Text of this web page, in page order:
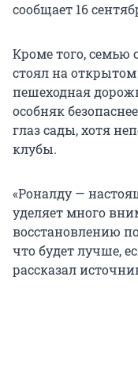
сообщает 16
Кроме того, семью
стоял на
пешеходная
особняк
глаз сады, хотя
клубы.
«Роналду —
уделяет много
восстановлению
что будет лучше,
рассказал